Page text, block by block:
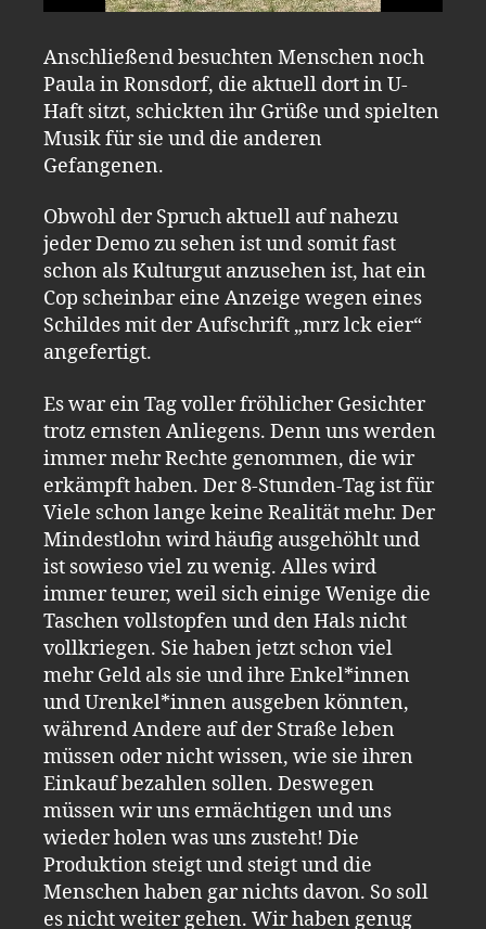
Anschließend besuchten Menschen noch
Paula in Ronsdorf, die aktuell dort in U-
Haft sitzt, schickten ihr Grüße und spielten
Musik für sie und die anderen
Gefangenen.
Obwohl der Spruch aktuell auf nahezu
jeder Demo zu sehen ist und somit fast
schon als Kulturgut anzusehen ist, hat ein
Cop scheinbar eine Anzeige wegen eines
Schildes mit der Aufschrift „mrz lck eier“
angefertigt.
Es war ein Tag voller fröhlicher Gesichter
trotz ernsten Anliegens. Denn uns werden
immer mehr Rechte genommen, die wir
erkämpft haben. Der 8-Stunden-Tag ist für
Viele schon lange keine Realität mehr. Der
Mindestlohn wird häufig ausgehöhlt und
ist sowieso viel zu wenig. Alles wird
immer teurer, weil sich einige Wenige die
Taschen vollstopfen und den Hals nicht
vollkriegen. Sie haben jetzt schon viel
mehr Geld als sie und ihre Enkel*innen
und Urenkel*innen ausgeben könnten,
während Andere auf der Straße leben
müssen oder nicht wissen, wie sie ihren
Einkauf bezahlen sollen. Deswegen
müssen wir uns ermächtigen und uns
wieder holen was uns zusteht! Die
Produktion steigt und steigt und die
Menschen haben gar nichts davon. So soll
es nicht weiter gehen. Wir haben genug